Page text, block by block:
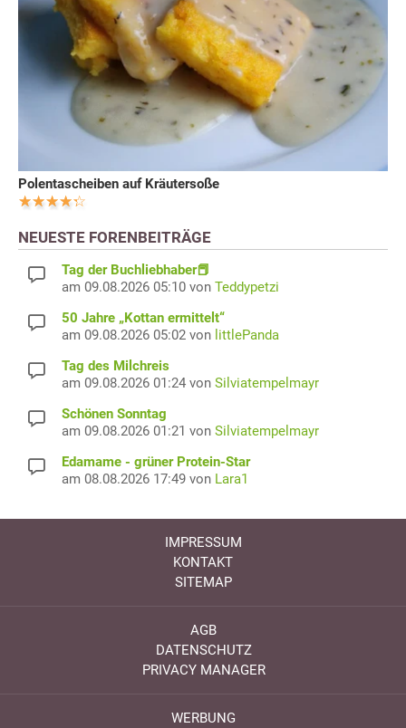
Polentascheiben auf Kräutersoße
NEUESTE FORENBEITRÄGE
Tag der Buchliebhaber📕
am 09.08.2026 05:10 von Teddypetzi
50 Jahre „Kottan ermittelt“
am 09.08.2026 05:02 von littlePanda
Tag des Milchreis
am 09.08.2026 01:24 von Silviatempelmayr
Schönen Sonntag
am 09.08.2026 01:21 von Silviatempelmayr
Edamame - grüner Protein-Star
am 08.08.2026 17:49 von Lara1
IMPRESSUM
KONTAKT
SITEMAP
AGB
DATENSCHUTZ
PRIVACY MANAGER
WERBUNG